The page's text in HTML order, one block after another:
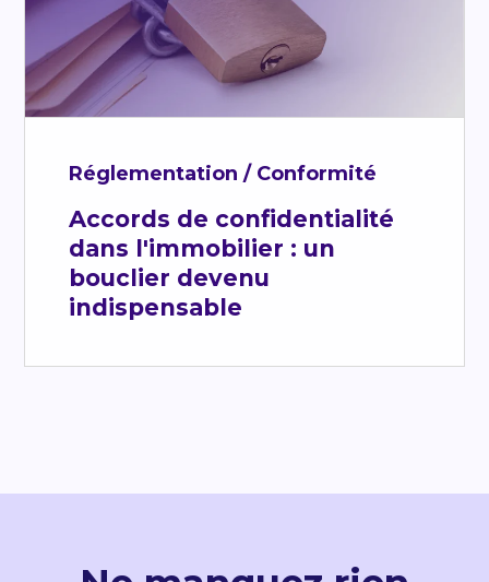
Réglementation / Conformité
Accords de confidentialité
dans l'immobilier : un
bouclier devenu
indispensable